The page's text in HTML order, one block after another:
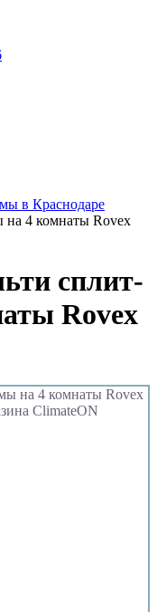
в Краснодаре
на 4 комнаты Rovex
сплит-
Rovex